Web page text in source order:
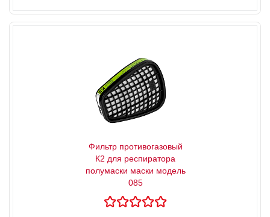
Фильтр противогазовый
К2 для респиратора
полумаски маски модель
085